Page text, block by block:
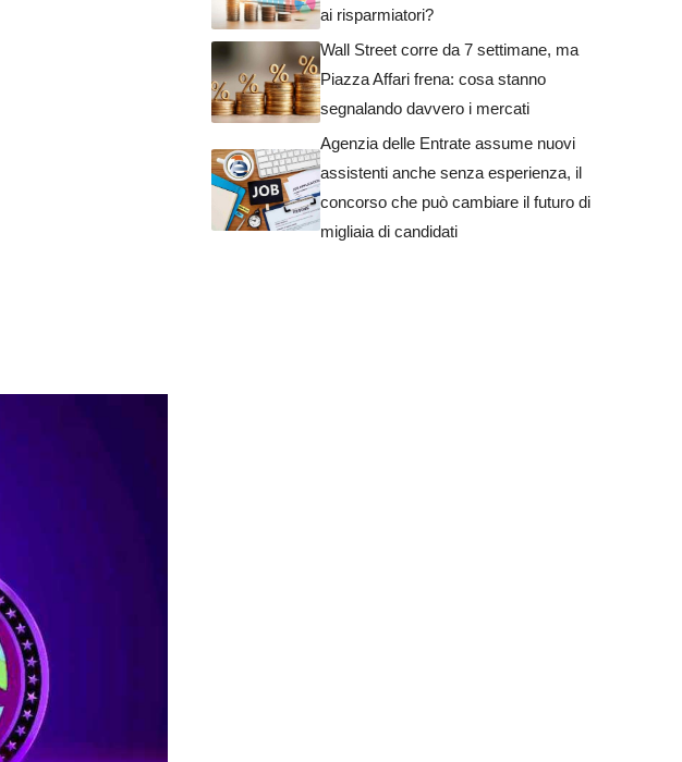
ai risparmiatori?
Wall Street corre da 7 settimane, ma
Piazza Affari frena: cosa stanno
segnalando davvero i mercati
Agenzia delle Entrate assume nuovi
assistenti anche senza esperienza, il
concorso che può cambiare il futuro di
migliaia di candidati